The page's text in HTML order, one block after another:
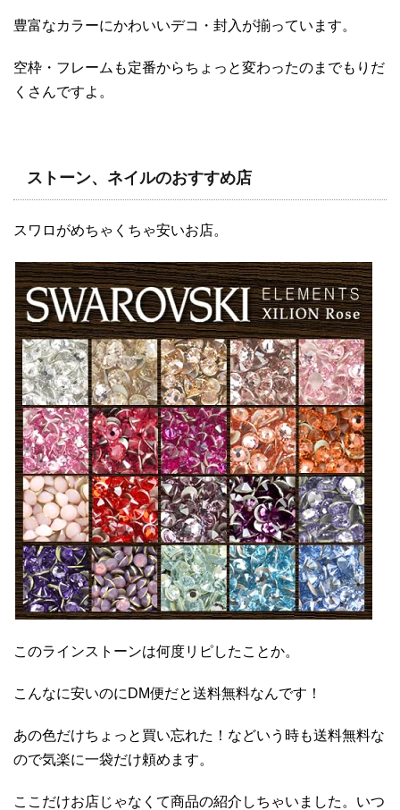
豊富なカラーにかわいいデコ・封入が揃っています。
空枠・フレームも定番からちょっと変わったのまでもりだ
くさんですよ。
ストーン、ネイルのおすすめ店
スワロがめちゃくちゃ安いお店。
このラインストーンは何度リピしたことか。
こんなに安いのにDM便だと送料無料なんです！
あの色だけちょっと買い忘れた！などいう時も送料無料な
ので気楽に一袋だけ頼めます。
ここだけお店じゃなくて商品の紹介しちゃいました。いつ